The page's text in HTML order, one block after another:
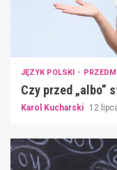
JĘZYK POLSKI
Czy przed „albo”
Karol Kucharski 12